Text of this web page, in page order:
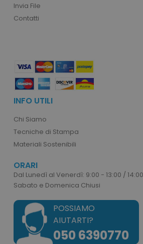
Invia File
Contatti
INFO UTILI
Chi Siamo
Tecniche di Stampa
Materiali Sostenibili
ORARI
Dal Lunedì al Venerdì: 9:00 - 13:00 /
Sabato e Domenica Chiusi
POSSIAMO
AIUTARTI?
050 6390770
recently_compared_product
private_content_version
mage-cache-storage